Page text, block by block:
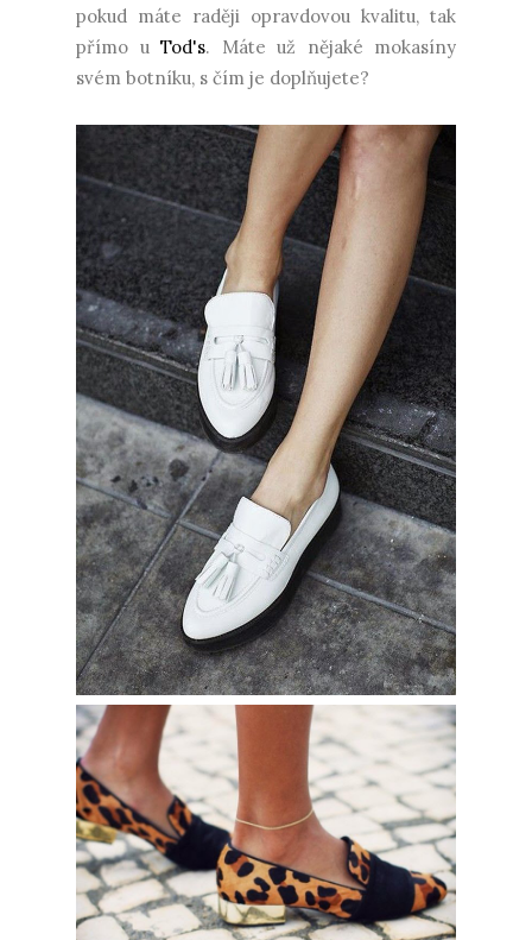
pokud máte raději opravdovou kvalitu, tak
přímo u Tod's. Máte už nějaké mokasíny
svém botníku, s čím je doplňujete?